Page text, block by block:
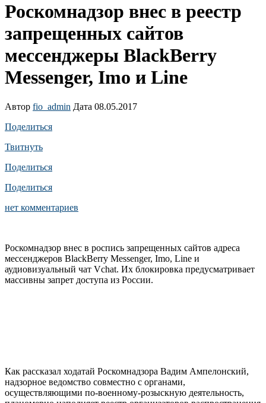
Роскомнадзор внес в реестр
запрещенных сайтов
мессенджеры BlackBerry
Messenger, Imo и Line
Автор fio_admin Дата 08.05.2017
Поделиться
Твитнуть
Поделиться
Поделиться
нет комментариев
Роскомнадзор внес в роспись запрещенных сайтов адреса
мессенджеров BlackBerry Messenger, Imo, Line и
аудиовизуальный чат Vchat. Их блокировка предусматривает
массивны запрет доступа из России.
Как рассказал ходатай Роскомнадзора Вадим Ампелонский,
надзорное ведомство совместно с органами,
осуществляющими по-военному-розыскную деятельность,